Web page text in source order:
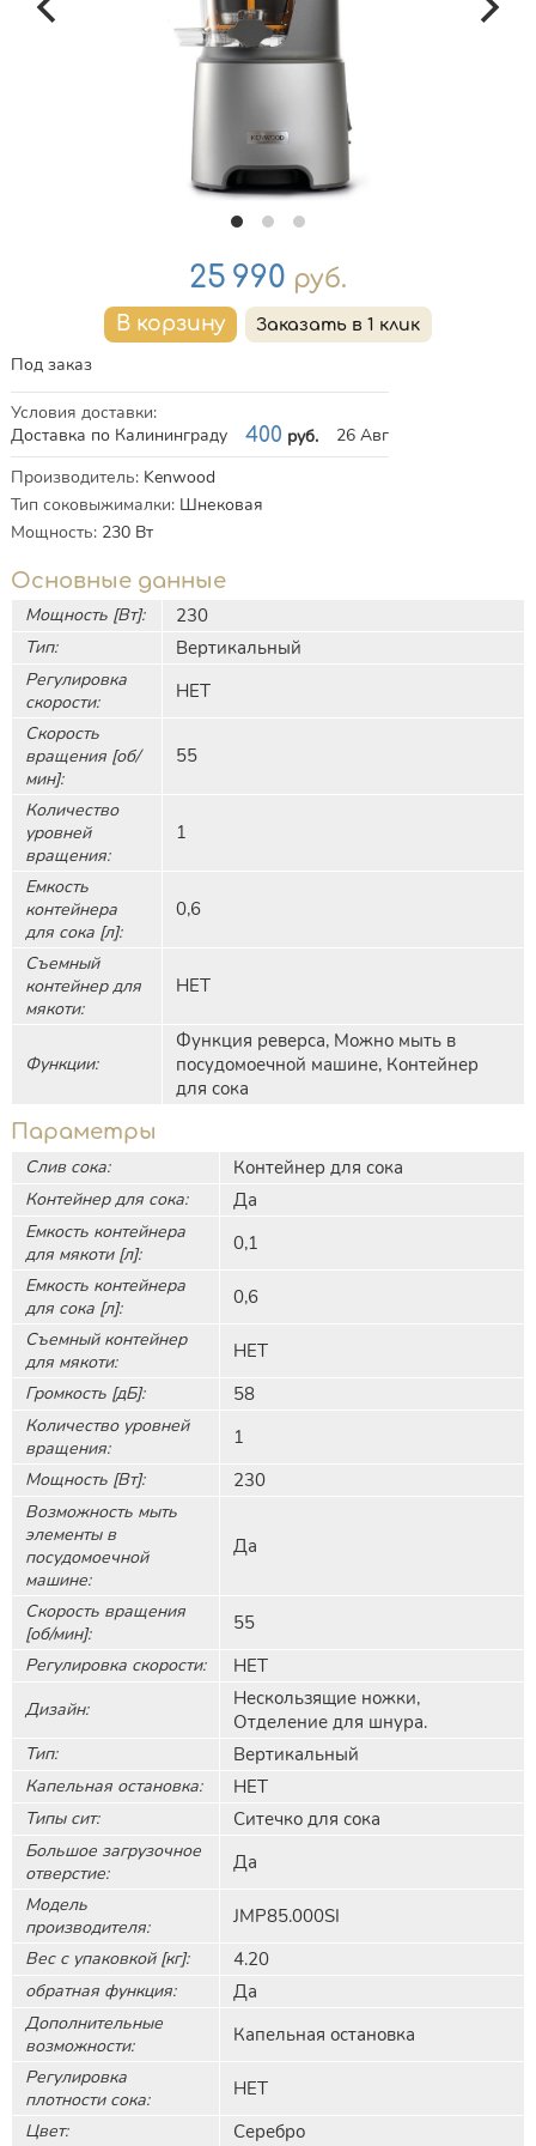
Цена
25 990 руб.
Под заказ
Условия доставки:
Доставка по Калининграду
400 руб.
26 Авг
Характеристики
Производитель: Kenwood
Тип соковыжималки: Шнековая
Мощность: 230 Вт
Основные данные
Мощность [Вт]: 230
Тип: Вертикальный
Регулировка
скорости:
НЕТ
Скорость
вращения [об/
мин]:
55
Количество
уровней
вращения:
1
Емкость
контейнера
для сока [л]:
0,6
Съемный
контейнер для
мякоти:
НЕТ
Функции:
Функция реверса, Можно мыть в
посудомоечной машине, Контейнер
для сока
Параметры
Слив сока: Контейнер для сока
Контейнер для сока: Да
Емкость контейнера
для мякоти [л]:
0,1
Емкость контейнера
для сока [л]:
0,6
Съемный контейнер
для мякоти:
НЕТ
Громкость [дБ]: 58
Количество уровней
вращения:
1
Мощность [Вт]: 230
Возможность мыть
элементы в
посудомоечной
машине:
Да
Скорость вращения
[об/мин]:
55
Регулировка скорости: НЕТ
Дизайн:
Нескользящие ножки,
Отделение для шнура.
Тип: Вертикальный
Капельная остановка: НЕТ
Типы сит: Ситечко для сока
Большое загрузочное
отверстие:
Да
Модель
производителя:
JMP85.000SI
Вес с упаковкой [кг]: 4.20
обратная функция: Да
Дополнительные
возможности:
Капельная остановка
Регулировка
плотности сока:
НЕТ
Цвет: Серебро